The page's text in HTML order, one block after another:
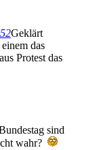
Geklärt
das
Protest das
sind
wahr?